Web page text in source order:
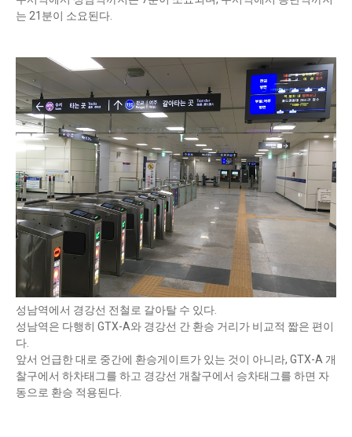
는 21분이 소요된다.
성남역에서 경강선 전철로 갈아탈 수 있다.
성남역은 다행히 GTX-A와 경강선 간 환승 거리가 비교적 짧은 편이
다.
앞서 언급한 대로 중간에 환승게이트가 있는 것이 아니라, GTX-A 개
찰구에서 하차태그를 하고 경강선 개찰구에서 승차태그를 하면 자
동으로 환승 적용된다.